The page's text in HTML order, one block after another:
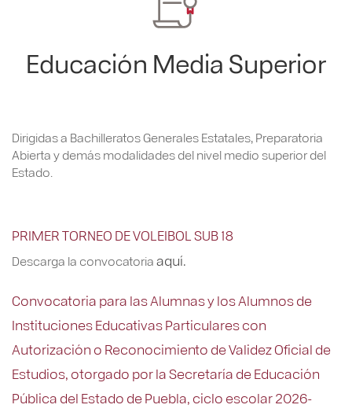
Educación Media Superior
Dirigidas a Bachilleratos Generales Estatales, Preparatoria
Abierta y demás modalidades del nivel medio superior del
Estado.
PRIMER TORNEO DE VOLEIBOL SUB 18
Descarga la convocatoriaaquí.
Convocatoria para las Alumnas y los Alumnos de
Instituciones Educativas Particulares con
Autorización o Reconocimiento de Validez Oficial de
Estudios, otorgado por la Secretaría de Educación
Pública del Estado de Puebla, ciclo escolar 2026-